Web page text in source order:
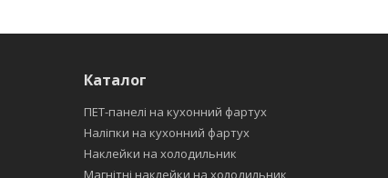
Каталог
ПЕТ-панелі на кухонний фартух
Наліпки на кухонний фартух
Наклейки на холодильник
Магнітні наклейки на холодильник